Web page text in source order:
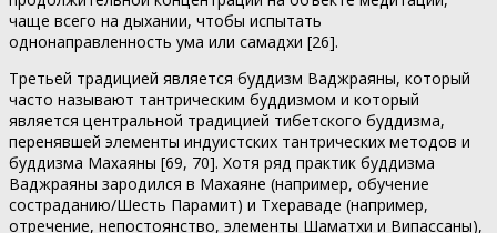
чаще всего на дыхании, чтобы испытать
однонаправленность ума или самадхи [26].
Третьей традицией является буддизм Ваджраяны, который
часто называют тантрическим буддизмом и который
является центральной традицией тибетского буддизма,
перенявшей элементы индуистских тантрических методов и
буддизма Махаяны [69, 70]. Хотя ряд практик буддизма
Ваджраяны зародился в Махаяне (например, обучение
состраданию/Шесть Парамит) и Тхераваде (например,
отречение, непостоянство, элементы Шаматхи и Випассаны),